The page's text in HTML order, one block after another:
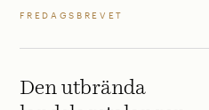
FREDAGSBREVET
Den utbrända